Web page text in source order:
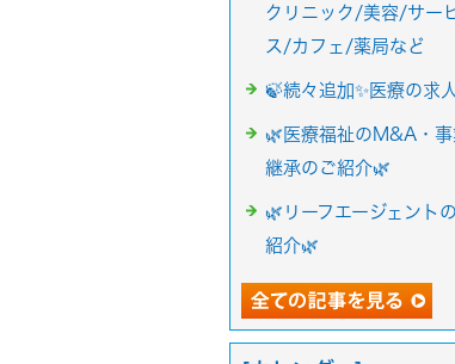
クリニック/美容/サー
ス/カフェ/薬局など
🍃続々追加✨医療の求
🌿医療福祉のM&A・事
継承のご紹介🌿
🌿リーフエージェント
紹介🌿